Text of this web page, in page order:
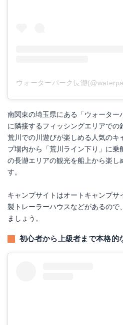
南関東の埼玉県にある「ウォーター
に隣接するフィッシングエリアでの
荒川での川遊びが楽しめる人気のキ
プ場内から「荒川ライン下り」に
の長瀞エリアの観光を船上から楽し
す。
キャンプサイトはオートキャンプサ
製トレーラーハウスなどがあるので
ましょう。
初心者から上級者まで本格的